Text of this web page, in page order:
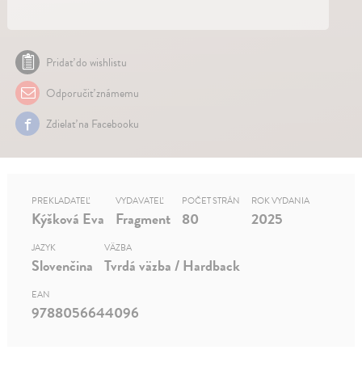
Pridať do wishlistu
Odporučiť známemu
Zdielať na Facebooku
PREKLADATEĽ
Kýšková Eva
VYDAVATEĽ
Fragment
POČET STRÁN
80
ROK VYDANIA
2025
JAZYK
Slovenčina
VÄZBA
Tvrdá väzba / Hardback
EAN
9788056644096